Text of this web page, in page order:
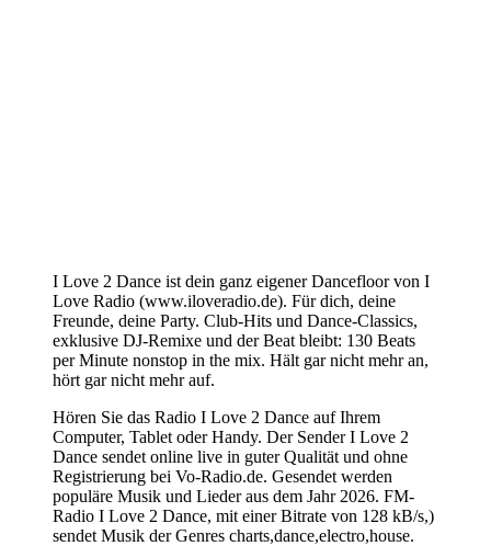
I Love 2 Dance ist dein ganz eigener Dancefloor von I
Love Radio (www.iloveradio.de). Für dich, deine
Freunde, deine Party. Club-Hits und Dance-Classics,
exklusive DJ-Remixe und der Beat bleibt: 130 Beats
per Minute nonstop in the mix. Hält gar nicht mehr an,
hört gar nicht mehr auf.
Hören Sie das Radio I Love 2 Dance auf Ihrem
Computer, Tablet oder Handy. Der Sender I Love 2
Dance sendet online live in guter Qualität und ohne
Registrierung bei Vo-Radio.de. Gesendet werden
populäre Musik und Lieder aus dem Jahr 2026. FM-
Radio I Love 2 Dance, mit einer Bitrate von 128 kB/s,)
sendet Musik der Genres charts,dance,electro,house.